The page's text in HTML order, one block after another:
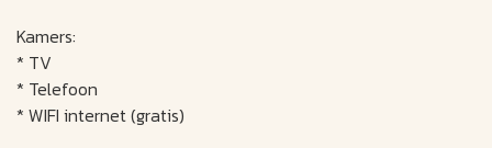
Kamers:
* TV
* Telefoon
* WIFI internet (gratis)